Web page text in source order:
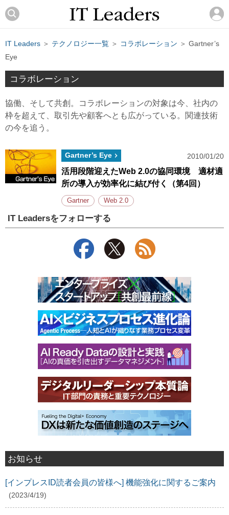
IT Leaders ＞ テクノロジー一覧 ＞ コラボレーション ＞ Gartner’s
Eye
コラボレーション
協働、そして共創。コラボレーションの対象は今、社内の
枠を超えて、取引先や顧客へとも広がっている。関連技術
の今を追う。
Gartner’s Eye 2010/01/20
活用段階迎えたWeb 2.0の協同環境 適材適
所の導入が効率化に結び付く（第4回）
Gartner Web 2.0
IT Leadersをフォローする
お知らせ
[インプレスID読者会員の皆様へ] 機能強化に関するご案内
(2023/4/19)